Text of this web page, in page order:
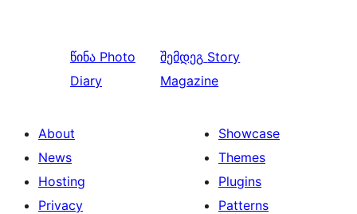
წინა Photo
Diary
შემდეგ Story
Magazine
About
News
Hosting
Privacy
Showcase
Themes
Plugins
Patterns